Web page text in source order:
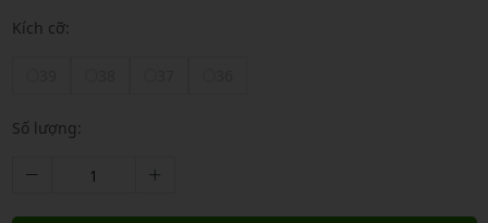
Kích cỡ:
Số lượng: